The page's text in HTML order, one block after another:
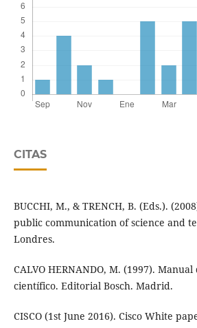
CITAS
BUCCHI, M., & TRENCH, B. (Eds.).
public communication of science and
Londres.
CALVO HERNANDO, M. (1997).
científico. Editorial Bosch. Madrid.
CISCO (1st June 2016). Cisco White